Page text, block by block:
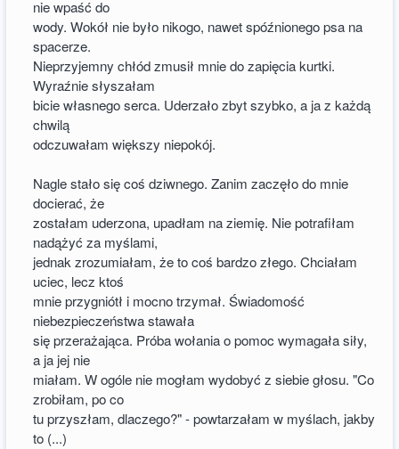
nie wpaść do
wody. Wokół nie było nikogo, nawet spóźnionego psa na
spacerze.
Nieprzyjemny chłód zmusił mnie do zapięcia kurtki.
Wyraźnie słyszałam
bicie własnego serca. Uderzało zbyt szybko, a ja z każdą
chwilą
odczuwałam większy niepokój.
Nagle stało się coś dziwnego. Zanim zaczęło do mnie
docierać, że
zostałam uderzona, upadłam na ziemię. Nie potrafiłam
nadążyć za myślami,
jednak zrozumiałam, że to coś bardzo złego. Chciałam
uciec, lecz ktoś
mnie przygniótł i mocno trzymał. Świadomość
niebezpieczeństwa stawała
się przerażająca. Próba wołania o pomoc wymagała siły,
a ja jej nie
miałam. W ogóle nie mogłam wydobyć z siebie głosu. "Co
zrobiłam, po co
tu przyszłam, dlaczego?" - powtarzałam w myślach, jakby
to (...)